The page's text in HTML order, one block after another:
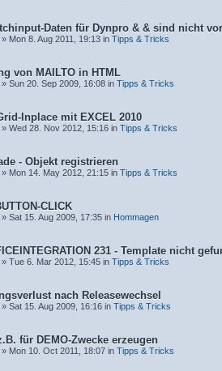
Daten für Dynpro & & sind nicht
» Mon 8. Aug 2011, 19:13 in Tipps & Tricks
von MAILTO in HTML
» Sun 20. Sep 2009, 16:08 in Tipps & Tricks
Inplace mit EXCEL 2010
» Wed 28. Nov 2012, 15:16 in Tipps & Tricks
- Objekt registrieren
» Mon 14. May 2012, 21:15 in Tipps & Tricks
CLICK
» Sat 15. Aug 2009, 17:35 in Hommagen
231 - Template nicht
» Tue 6. Mar 2012, 15:45 in Tipps & Tricks
nach Releasewechsel
» Sat 15. Aug 2009, 16:16 in Tipps & Tricks
für DEMO-Zwecke erzeugen
» Mon 10. Oct 2011, 18:07 in Tipps & Tricks